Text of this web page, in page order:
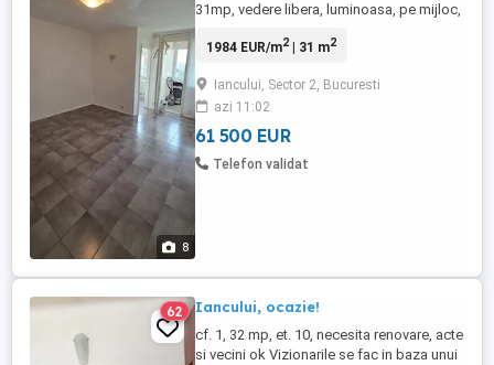
8
31mp, vedere libera, luminoasa, pe mijloc,
reabilitat termic, 6 lifturi, bucatarie
spalat, gresie, faianta, termopan, usa
metalica, aer conditionat, boiler electric,
cadastru si intabulare, ...
1984 EUR/m2| 31 m2
Iancului, Sector 2, Bucuresti
azi 11:02
61 500 EUR
Telefon validat
62 Iancului, ocazie!
cf. 1, 32 mp, et. 10, necesita renovare, acte
si vecini ok Vizionarile se fac in baza unui